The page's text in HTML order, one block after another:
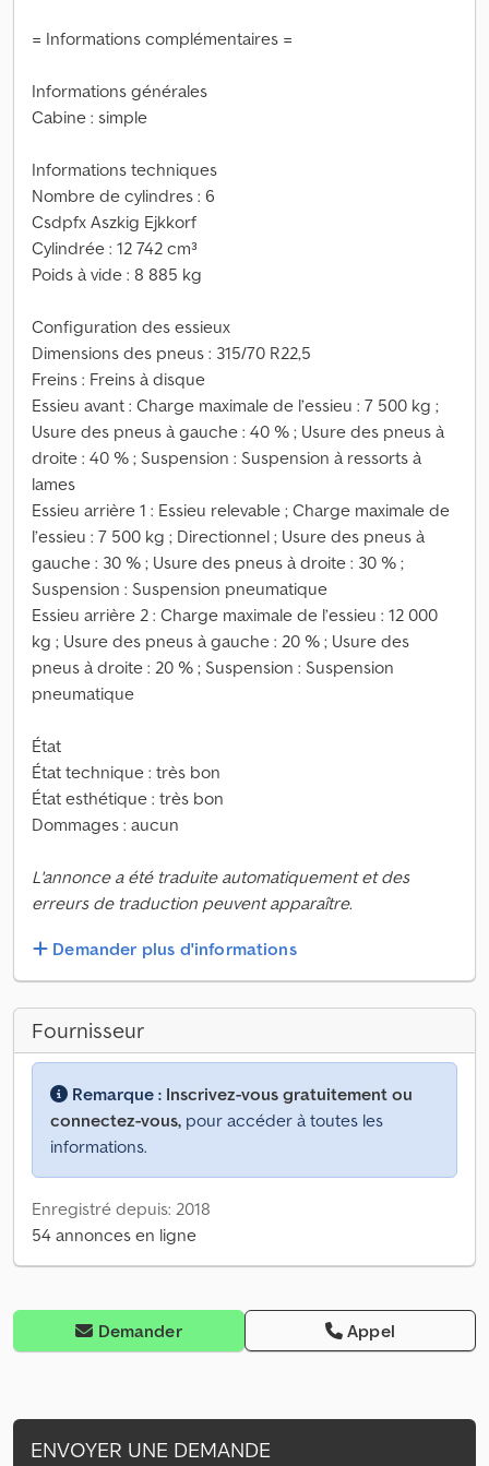
= Informations complémentaires =
Informations générales
Cabine : simple
Informations techniques
Nombre de cylindres : 6
Csdpfx Aszkig Ejkkorf
Cylindrée : 12 742 cm³
Poids à vide : 8 885 kg
Configuration des essieux
Dimensions des pneus : 315/70 R22,5
Freins : Freins à disque
Essieu avant : Charge maximale de l’essieu : 7 500 kg ;
Usure des pneus à gauche : 40 % ; Usure des pneus à
droite : 40 % ; Suspension : Suspension à ressorts à
lames
Essieu arrière 1 : Essieu relevable ; Charge maximale de
l’essieu : 7 500 kg ; Directionnel ; Usure des pneus à
gauche : 30 % ; Usure des pneus à droite : 30 % ;
Suspension : Suspension pneumatique
Essieu arrière 2 : Charge maximale de l’essieu : 12 000
kg ; Usure des pneus à gauche : 20 % ; Usure des
pneus à droite : 20 % ; Suspension : Suspension
pneumatique
État
État technique : très bon
État esthétique : très bon
Dommages : aucun
L'annonce a été traduite automatiquement et des
erreurs de traduction peuvent apparaître.
Demander plus d'informations
Fournisseur
Remarque : Inscrivez-vous gratuitement ou
connectez-vous, pour accéder à toutes les
informations.
Enregistré depuis: 2018
54 annonces en ligne
Demander Appel
ENVOYER UNE DEMANDE